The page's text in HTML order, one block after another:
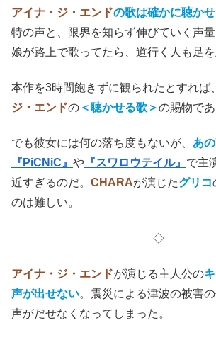
アイナ・ジ・エンドの歌は確かに聴か
特の声と、限界を知らず伸びていく声
娘が路上で歌ってたら、道行く人も足を
本作を3時間飽きずに観られたとすれば
ジ・エンドの ＜聴かせる歌＞の賜物であ
でも彼女には何の落ち度もないが、 あ
『PiCNiC』 や 『スワロウテイル』 で主
近すぎるのだ。 CHARAが演じたグリコ
のは難しい。
◇
アイナ・ジ・エンドが演じる主人公の
声が出せない。震災による津波の被害
声がだせなくなってしまった。